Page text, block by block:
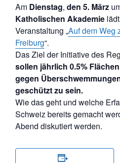
Am Dienstag,den 5. März
Katholischen Akademie
Veranstaltung „Auf dem Weg
Freiburg“.
Das Ziel der Initiative des
sollen jährlich 0.5%
gegen
geschützt zu sein.
Wie das geht und welche
Schweiz bereits gemacht
Abend diskutiert werden.